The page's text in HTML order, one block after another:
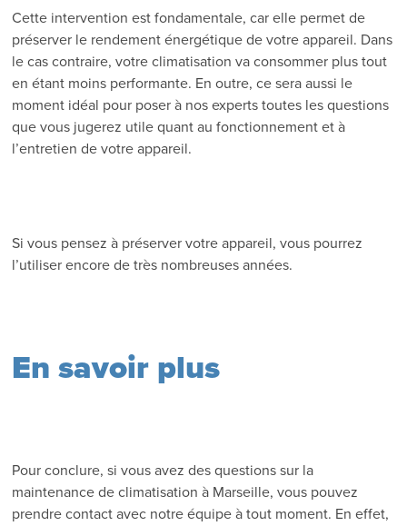
Cette intervention est fondamentale, car elle permet de
préserver le rendement énergétique de votre appareil. Dans
le cas contraire, votre climatisation va consommer plus tout
en étant moins performante. En outre, ce sera aussi le
moment idéal pour poser à nos experts toutes les questions
que vous jugerez utile quant au fonctionnement et à
l’entretien de votre appareil.
Si vous pensez à préserver votre appareil, vous pourrez
l’utiliser encore de très nombreuses années.
En savoir plus
Pour conclure, si vous avez des questions sur la
maintenance de climatisation à Marseille, vous pouvez
prendre contact avec notre équipe à tout moment. En effet,